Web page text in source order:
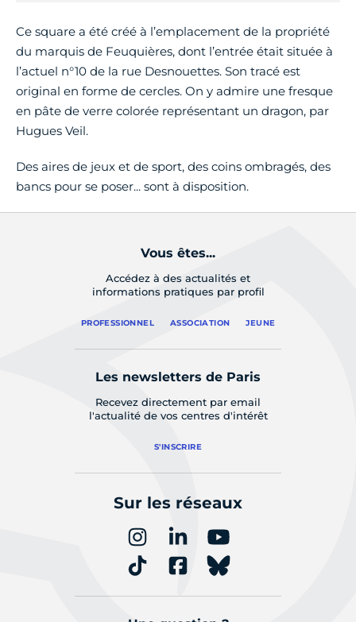
Ce square a été créé à l’emplacement de la propriété
du marquis de Feuquières, dont l’entrée était située à
l’actuel n°10 de la rue Desnouettes. Son tracé est
original en forme de cercles. On y admire une fresque
en pâte de verre colorée représentant un dragon, par
Hugues Veil.
Des aires de jeux et de sport, des coins ombragés, des
bancs pour se poser... sont à disposition.
Vous êtes...
Accédez à des actualités et
informations pratiques par profil
PROFESSIONNEL ASSOCIATION JEUNE
Les newsletters de Paris
Recevez directement par email
l'actualité de vos centres d'intérêt
S'INSCRIRE
Sur les réseaux